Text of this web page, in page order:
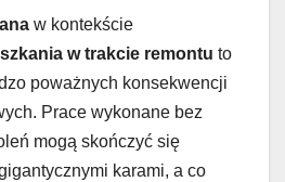
w kontekście
w trakcie remontu to
poważnych konsekwencji
Prace wykonane bez
mogą skończyć się
karami, a co